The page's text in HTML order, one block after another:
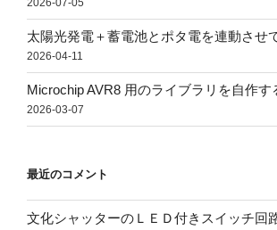
2026-07-05
太陽光発電＋蓄電池とポタ電を連動させ
2026-04-11
Microchip AVR8 用のライブラリを自作す
2026-03-07
最近のコメント
文化シャッターのＬＥＤ付きスイッチ回